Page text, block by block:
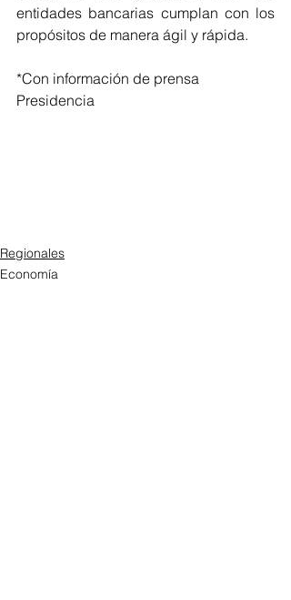
entidades bancarias cumplan con los
propósitos de manera ágil y rápida.
*Con información de prensa
Presidencia
Regionales
Economía